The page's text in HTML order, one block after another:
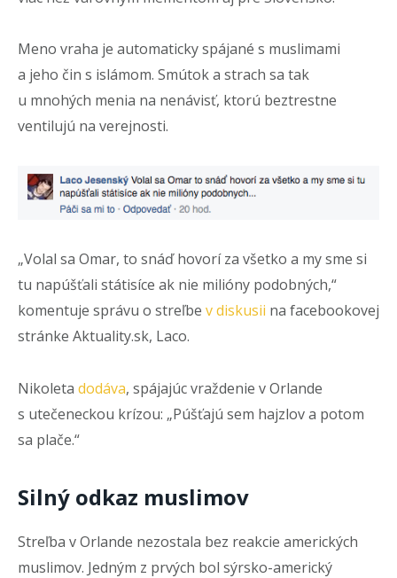
Meno vraha je automaticky spájané s muslimami
a jeho čin s islámom. Smútok a strach sa tak
u mnohých menia na nenávisť, ktorú beztrestne
ventilujú na verejnosti.
„Volal sa Omar, to snáď hovorí za všetko a my sme si
tu napúšťali státisíce ak nie milióny podobných,“
komentuje správu o streľbe v diskusii na facebookovej
stránke Aktuality.sk, Laco.
Nikoleta dodáva, spájajúc vraždenie v Orlande
s utečeneckou krízou: „Púšťajú sem hajzlov a potom
sa plače.“
Silný odkaz muslimov
Streľba v Orlande nezostala bez reakcie amerických
muslimov. Jedným z prvých bol sýrsko-americký